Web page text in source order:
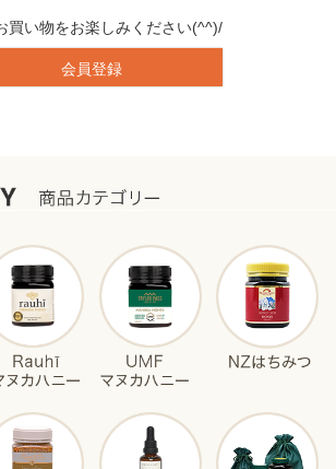
買い物をお楽しみください(^^)/
会員登録